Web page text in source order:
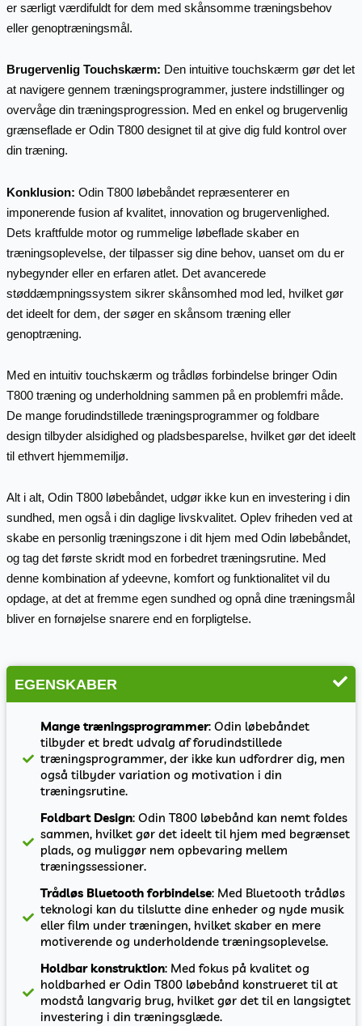
er særligt værdifuldt for dem med skånsomme træningsbehov
eller genoptræningsmål.
Brugervenlig Touchskærm: Den intuitive touchskærm gør det let
at navigere gennem træningsprogrammer, justere indstillinger og
overvåge din træningsprogression. Med en enkel og brugervenlig
grænseflade er Odin T800 designet til at give dig fuld kontrol over
din træning.
Konklusion: Odin T800 løbebåndet repræsenterer en
imponerende fusion af kvalitet, innovation og brugervenlighed.
Dets kraftfulde motor og rummelige løbeflade skaber en
træningsoplevelse, der tilpasser sig dine behov, uanset om du er
nybegynder eller en erfaren atlet. Det avancerede
støddæmpningssystem sikrer skånsomhed mod led, hvilket gør
det ideelt for dem, der søger en skånsom træning eller
genoptræning.
Med en intuitiv touchskærm og trådløs forbindelse bringer Odin
T800 træning og underholdning sammen på en problemfri måde.
De mange forudindstillede træningsprogrammer og foldbare
design tilbyder alsidighed og pladsbesparelse, hvilket gør det ideelt
til ethvert hjemmemiljø.
Alt i alt, Odin T800 løbebåndet, udgør ikke kun en investering i din
sundhed, men også i din daglige livskvalitet. Oplev friheden ved at
skabe en personlig træningszone i dit hjem med Odin løbebåndet,
og tag det første skridt mod en forbedret træningsrutine. Med
denne kombination af ydeevne, komfort og funktionalitet vil du
opdage, at det at fremme egen sundhed og opnå dine træningsmål
bliver en fornøjelse snarere end en forpligtelse.
EGENSKABER
Mange træningsprogrammer: Odin løbebåndet
tilbyder et bredt udvalg af forudindstillede
træningsprogrammer, der ikke kun udfordrer dig, men
også tilbyder variation og motivation i din
træningsrutine.
Foldbart Design: Odin T800 løbebånd kan nemt foldes
sammen, hvilket gør det ideelt til hjem med begrænset
plads, og muliggør nem opbevaring mellem
træningssessioner.
Trådløs Bluetooth forbindelse: Med Bluetooth trådløs
teknologi kan du tilslutte dine enheder og nyde musik
eller film under træningen, hvilket skaber en mere
motiverende og underholdende træningsoplevelse.
Holdbar konstruktion: Med fokus på kvalitet og
holdbarhed er Odin T800 løbebånd konstrueret til at
modstå langvarig brug, hvilket gør det til en langsigtet
investering i din træningsglæde.